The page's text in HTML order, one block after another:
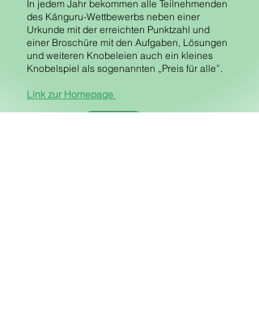
In jedem Jahr bekommen alle Teilnehmenden
des Känguru-Wettbewerbs neben einer
Urkunde mit der erreichten Punktzahl und
einer Broschüre mit den Aufgaben, Lösungen
und weiteren Knobeleien auch ein kleines
Knobelspiel als sogenannten „Preis für alle”.
Link zur Homepage